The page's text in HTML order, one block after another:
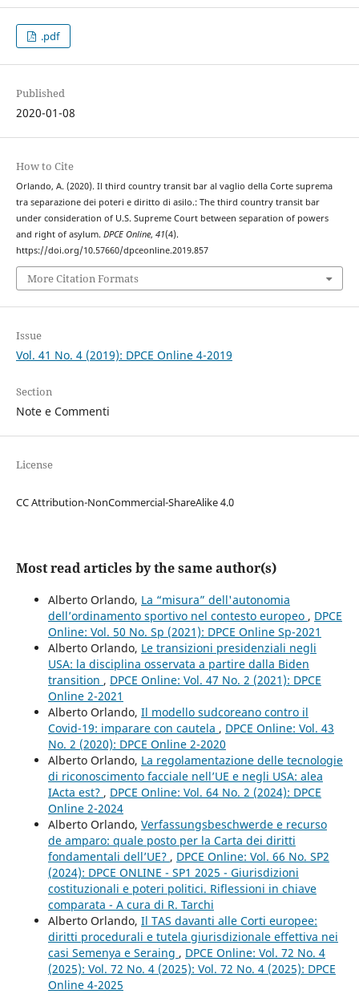
.pdf
Published
2020-01-08
How to Cite
Orlando, A. (2020). Il third country transit bar al vaglio della Corte suprema
tra separazione dei poteri e diritto di asilo.: The third country transit bar
under consideration of U.S. Supreme Court between separation of powers
and right of asylum. DPCE Online, 41(4).
https://doi.org/10.57660/dpceonline.2019.857
More Citation Formats
Issue
Vol. 41 No. 4 (2019): DPCE Online 4-2019
Section
Note e Commenti
License
CC Attribution-NonCommercial-ShareAlike 4.0
Most read articles by the same author(s)
Alberto Orlando, La “misura” dell'autonomia
dell’ordinamento sportivo nel contesto europeo , DPCE
Online: Vol. 50 No. Sp (2021): DPCE Online Sp-2021
Alberto Orlando, Le transizioni presidenziali negli
USA: la disciplina osservata a partire dalla Biden
transition , DPCE Online: Vol. 47 No. 2 (2021): DPCE
Online 2-2021
Alberto Orlando, Il modello sudcoreano contro il
Covid-19: imparare con cautela , DPCE Online: Vol. 43
No. 2 (2020): DPCE Online 2-2020
Alberto Orlando, La regolamentazione delle tecnologie
di riconoscimento facciale nell’UE e negli USA: alea
IActa est? , DPCE Online: Vol. 64 No. 2 (2024): DPCE
Online 2-2024
Alberto Orlando, Verfassungsbeschwerde e recurso
de amparo: quale posto per la Carta dei diritti
fondamentali dell’UE? , DPCE Online: Vol. 66 No. SP2
(2024): DPCE ONLINE - SP1 2025 - Giurisdizioni
costituzionali e poteri politici. Riflessioni in chiave
comparata - A cura di R. Tarchi
Alberto Orlando, Il TAS davanti alle Corti europee:
diritti procedurali e tutela giurisdizionale effettiva nei
casi Semenya e Seraing , DPCE Online: Vol. 72 No. 4
(2025): Vol. 72 No. 4 (2025): Vol. 72 No. 4 (2025): DPCE
Online 4-2025